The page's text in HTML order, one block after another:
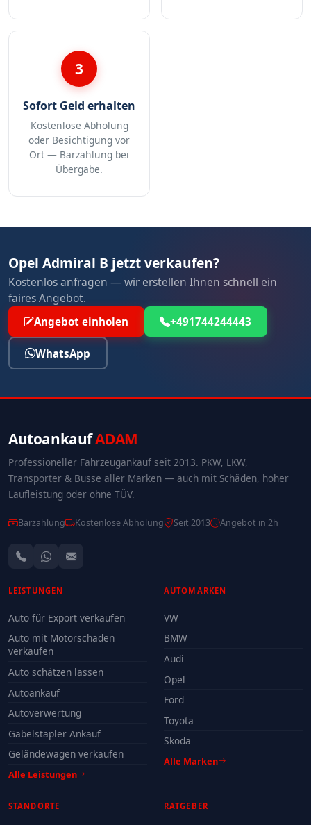
3
Sofort Geld erhalten
Kostenlose Abholung
oder Besichtigung vor
Ort — Barzahlung bei
Übergabe.
Opel Admiral B jetzt verkaufen?
Kostenlos anfragen — wir erstellen Ihnen schnell ein
faires Angebot.
Angebot einholen +491744244443
WhatsApp
AutoankaufADAM
Professioneller Fahrzeugankauf seit 2013. PKW, LKW,
Transporter & Busse aller Marken — auch mit Schäden, hoher
Laufleistung oder ohne TÜV.
Barzahlung Kostenlose Abholung Seit 2013 Angebot in 2h
LEISTUNGEN
Auto für Export verkaufen
Auto mit Motorschaden
verkaufen
Auto schätzen lassen
Autoankauf
Autoverwertung
Gabelstapler Ankauf
Geländewagen verkaufen
Alle Leistungen
AUTOMARKEN
VW
BMW
Audi
Opel
Ford
Toyota
Skoda
Alle Marken
STANDORTE RATGEBER